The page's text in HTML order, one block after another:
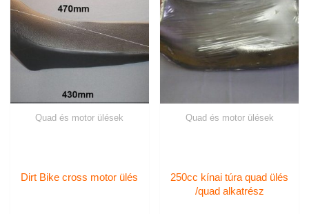
Quad és motor ülések
Dirt Bike cross motor ülés
Quad és motor ülések
250cc kínai túra quad ülés
/quad alkatrész